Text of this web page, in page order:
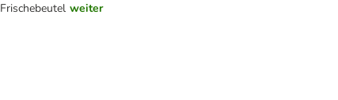
Frischebeutel weiter